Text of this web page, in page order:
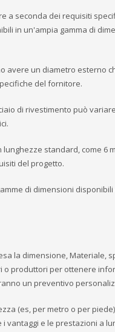
a seconda dei requisiti
in un'ampia gamma di
avere un diametro esterno
del fornitore.
di rivestimento può
standard, come 6
del progetto.
di dimensioni
la dimensione, Materiale,
produttori per ottenere
un preventivo
(es, per metro o per
vantaggi e le prestazioni a